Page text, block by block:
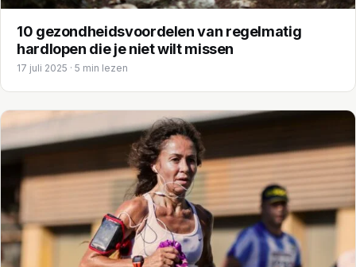
10 gezondheidsvoordelen van regelmatig
hardlopen die je niet wilt missen
17 juli 2025 · 5 min lezen